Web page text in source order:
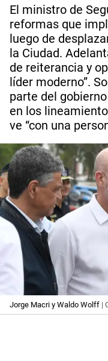
El ministro de
reformas que
luego de
la Ciudad.
de reiterancia y
líder moderno”.
parte del
en los
ve “con una
Jorge Macri y Waldo Wolff |